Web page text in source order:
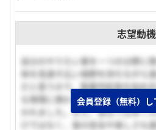
志望動機
自分のやりたい事を一つの分野に
体を見渡す広い視野を持ちながら
だと思うので、事業所給食を始め
な現場に携わり、幅広い視点を持
かれました。また、貴社では多く
けではなく、食の安全や楽しさも
会員登録（無料）